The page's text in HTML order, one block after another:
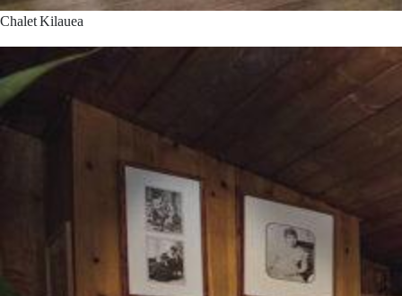
Chalet Kilauea